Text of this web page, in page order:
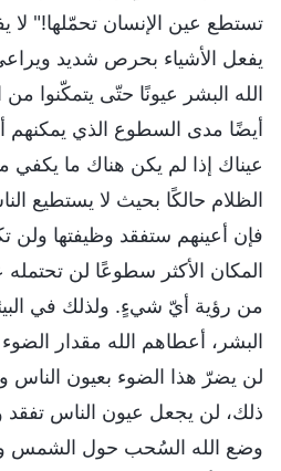
تستطع عين الإنسان تحمّلها!" لا
يفعل الأشياء بحرص شديد
الله البشر عيونًا حتّى يتمكّنوا من
أيضًا مدى السطوع الذي يمكنهم
عيناك إذا لم يكن هناك ما يكفي
الظلام حالكًا بحيث لا يستطيع
فإن أعينهم ستفقد وظيفتها ولن
المكان الأكثر سطوعًا لن
من رؤية أيّ شيءٍ. ولذلك في
البشر، أعطاهم الله مقدار
لن يضرّ هذا الضوء بعيون الناس
ذلك، لن يجعل عيون الناس تفقد
وضع الله السُحب حول الشمس